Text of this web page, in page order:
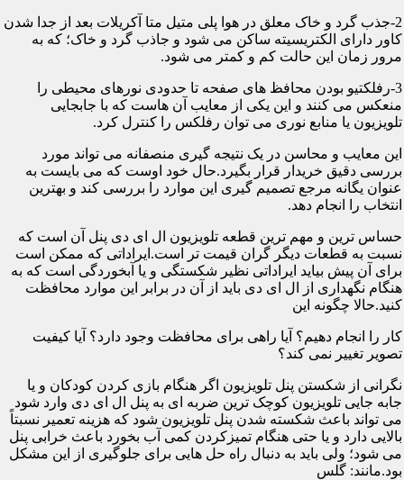
2-جذب گرد و خاک معلق در هوا پلی متیل متا آکریلات بعد از جدا شدن
کاور دارای الکتریسیته ساکن می شود و جاذب گرد و خاک؛ که به
مرور زمان این حالت کم و کمتر می شود.
3-رفلکتیو بودن محافظ های صفحه تا حدودی نورهای محیطی را
منعکس می کنند و این یکی از معایب آن هاست که با جابجایی
تلویزیون یا منابع نوری می توان رفلکس را کنترل کرد.
این معایب و محاسن در یک نتیجه گیری منصفانه می تواند مورد
بررسی دقیق خریدار قرار بگیرد.حال خود اوست که می بایست به
عنوان یگانه مرجع تصمیم گیری این موارد را بررسی کند و بهترین
انتخاب را انجام دهد.
حساس ترین و مهم ترین قطعه تلویزیون ال ای دی پنل آن است که
نسبت به قطعات دیگر گران قیمت تر است.ایراداتی که ممکن است
برای آن پیش بیاید ایراداتی نظیر شکستگی و یا آبخوردگی است که به
هنگام نگهداری از ال ای دی باید از آن در برابر این موارد محافظت
کنید.حالا چگونه این
کار را انجام دهیم؟ آیا راهی برای محافظت وجود دارد؟ آیا کیفیت
تصویر تغییر نمی کند؟
نگرانی از شکستن پنل تلویزیون اگر هنگام بازی کردن کودکان و یا
جابه جایی تلویزیون کوچک ترین ضربه ای به پنل ال ای دی وارد شود
می تواند باعث شکسته شدن پنل تلویزیون شود که هزینه تعمیر نسبتاً
بالایی دارد و یا حتی هنگام تمیزکردن کمی آب بخورد باعث خرابی پنل
می شود؛ ولی باید به دنبال راه حل هایی برای جلوگیری از این مشکل
بود.مانند: گلس